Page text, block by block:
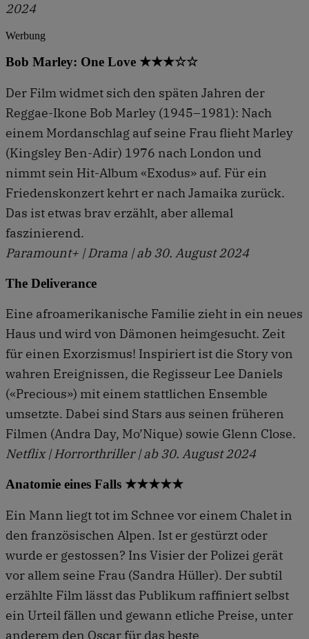
2024
Werbung
Bob Marley: One Love ★★★☆☆
Der Film widmet sich den späten Jahren der
Reggae-Ikone Bob Marley (1945–1981): Nach
einem Mordanschlag auf seine Frau flieht Marley
(Kingsley Ben-Adir) 1976 nach London und
nimmt sein Hit-Album «Exodus» auf. Für ein
Friedenskonzert kehrt er nach Jamaika zurück.
Das ist etwas brav erzählt, aber allemal
faszinierend.
Paramount+ | Drama | ab 30. August 2024
The Deliverance
Eine afroamerikanische Familie zieht in ein neues
Haus und wird von Dämonen heimgesucht. Zeit
für einen Exorzismus! Inspiriert ist die Story von
wahren Ereignissen, die Regisseur Lee Daniels
(«Precious») mit einem stattlichen Ensemble
umsetzte. Dabei sind Stars aus seinen früheren
Filmen (Andra Day, Mo’Nique) sowie Glenn Close.
Netflix | Horrorthriller | ab 30. August 2024
Anatomie eines Falls ★★★★★
Ein Mann liegt tot im Schnee vor einem Chalet in
den französischen Alpen. Ist er gestürzt oder
wurde er gestossen? Ins Visier der Polizei gerät
vor allem seine Frau (Sandra Hüller). Der subtil
erzählte Film lässt das Publikum raffiniert selbst
ein Urteil fällen und gewann etliche Preise, unter
anderem den Oscar für das beste